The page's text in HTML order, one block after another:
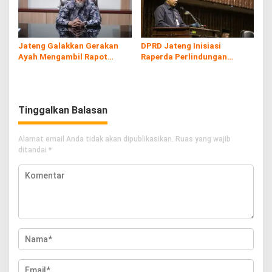
Jateng Galakkan Gerakan
Ayah Mengambil Rapot
DPRD Jateng Inisiasi
Raperda Perlindungan
Tinggalkan Balasan
Alamat email Anda tidak akan dipublikasikan. Ruas yang wajib
ditandai *